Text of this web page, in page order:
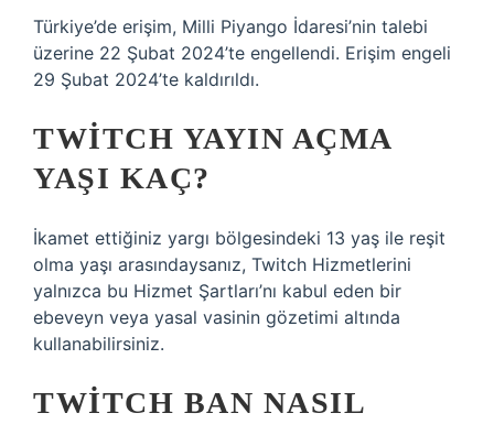
Türkiye’de erişim, Milli Piyango İdaresi’nin talebi
üzerine 22 Şubat 2024’te engellendi. Erişim engeli
29 Şubat 2024’te kaldırıldı.
TWITCH YAYIN AÇMA
YAŞI KAÇ?
İkamet ettiğiniz yargı bölgesindeki 13 yaş ile reşit
olma yaşı arasındaysanız, Twitch Hizmetlerini
yalnızca bu Hizmet Şartları’nı kabul eden bir
ebeveyn veya yasal vasinin gözetimi altında
kullanabilirsiniz.
TWITCH BAN NASIL